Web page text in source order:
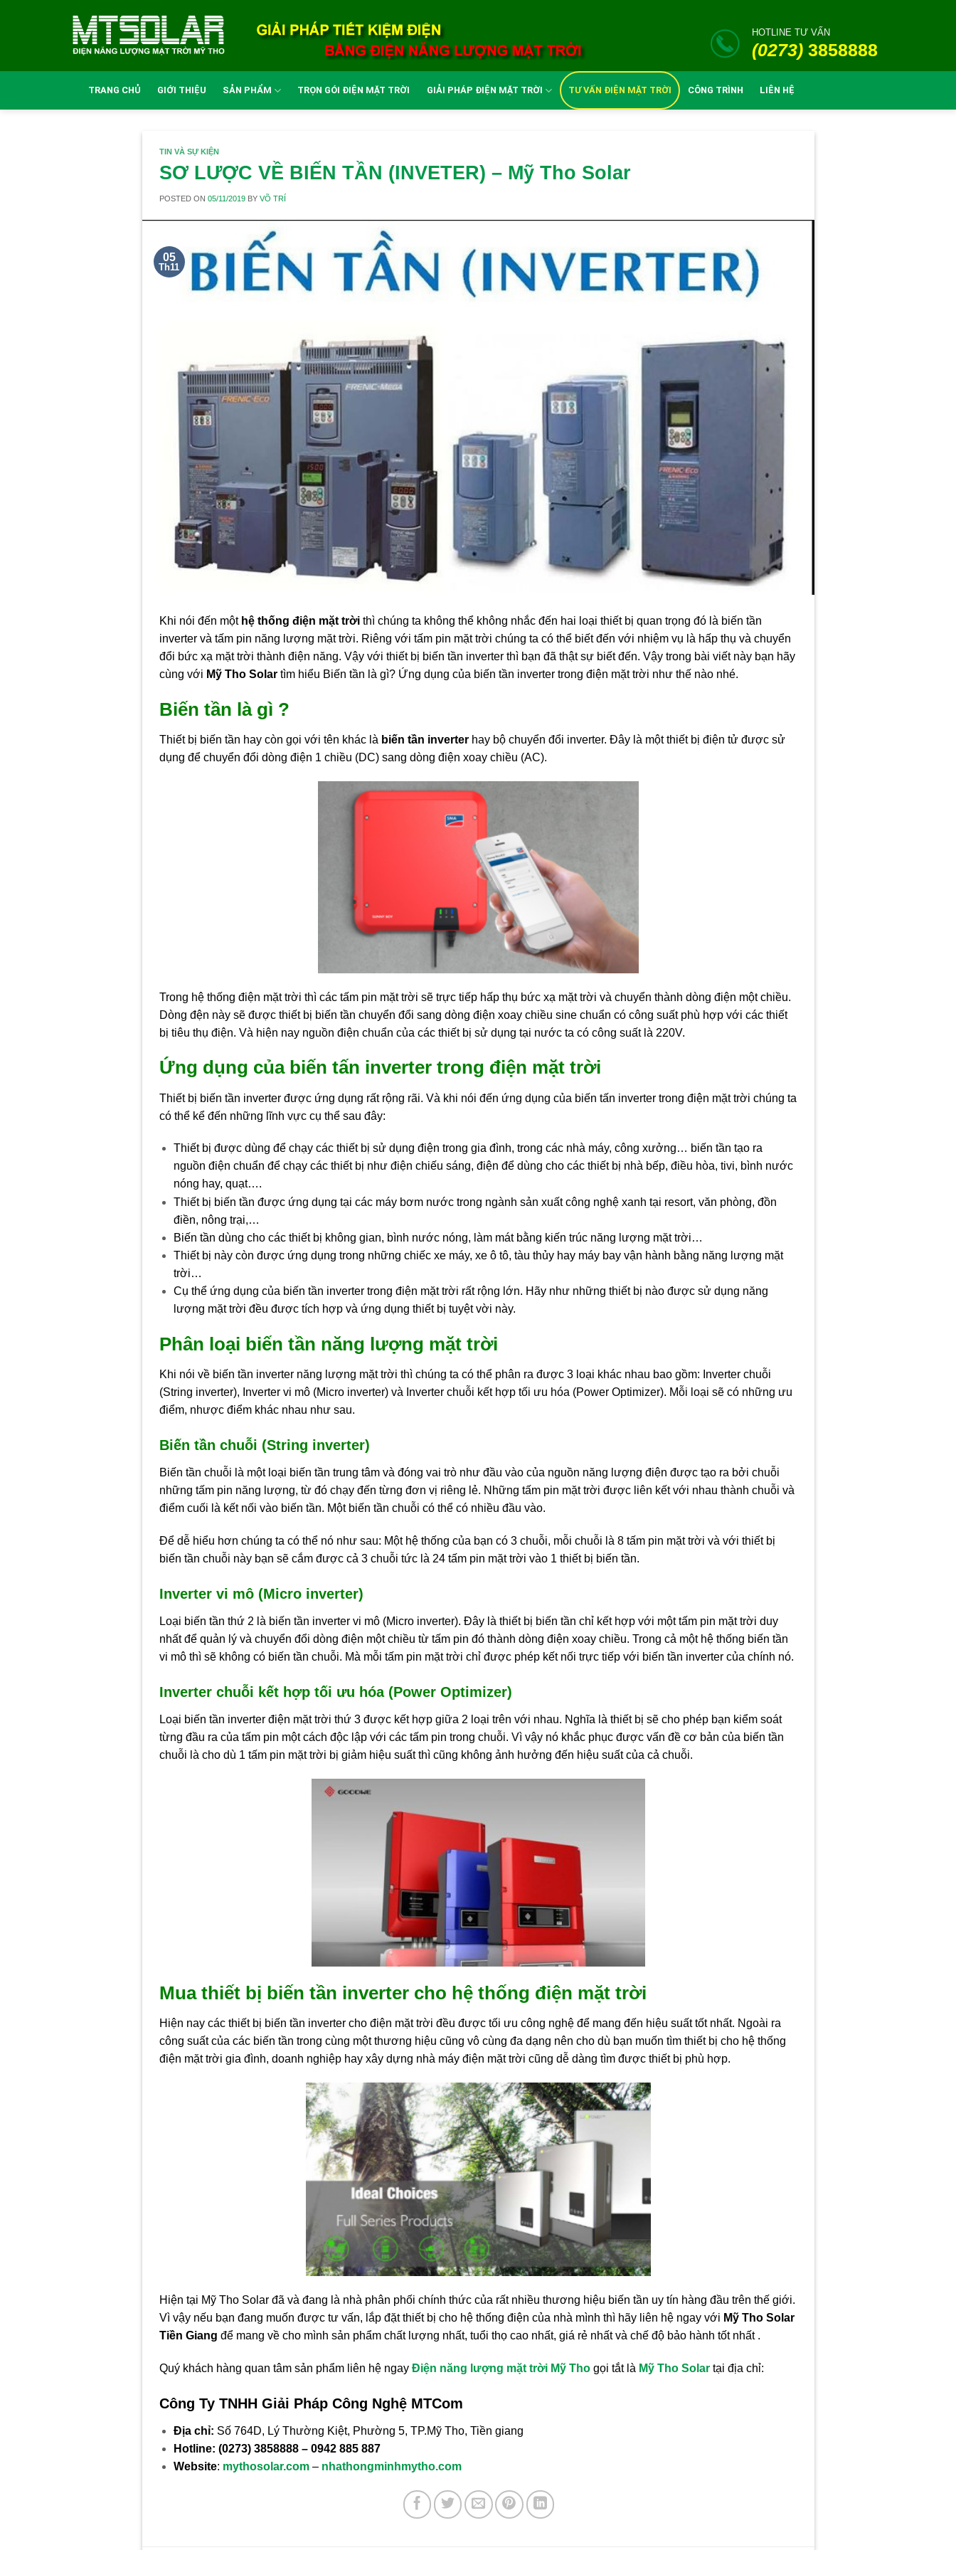
HOTLINE TƯ VẤN
(0273) 3858888
TRANG CHỦ GIỚI THIỆU SẢN PHẨM TRỌN GÓI ĐIỆN MẶT TRỜI GIẢI PHÁP ĐIỆN MẶT TRỜI TƯ VẤN ĐIỆN MẶT TRỜI CÔNG TRÌNH LIÊN HỆ
TIN VÀ SỰ KIỆN
SƠ LƯỢC VỀ BIẾN TẦN (INVETER) – Mỹ Tho Solar
POSTED ON 05/11/2019BY VÕ TRÍ
05
Th11
Khi nói đến một hệ thống điện mặt trờithì chúng ta không thể không nhắc đến hai loại thiết bị quan trọng đó là biến tần
inverter và tấm pin năng lượng mặt trời. Riêng với tấm pin mặt trời chúng ta có thể biết đến với nhiệm vụ là hấp thụ và chuyển
đổi bức xạ mặt trời thành điện năng. Vậy với thiết bị biến tần inverter thì bạn đã thật sự biết đến. Vậy trong bài viết này bạn hãy
cùng với Mỹ Tho Solartìm hiểu Biến tần là gì? Ứng dụng của biến tần inverter trong điện mặt trời như thế nào nhé.
Biến tần là gì ?
Thiết bị biến tần hay còn gọi với tên khác là biến tần inverterhay bộ chuyển đổi inverter. Đây là một thiết bị điện tử được sử
dụng để chuyển đổi dòng điện 1 chiều (DC) sang dòng điện xoay chiều (AC).
Trong hệ thống điện mặt trời thì các tấm pin mặt trời sẽ trực tiếp hấp thụ bức xạ mặt trời và chuyển thành dòng điện một chiều.
Dòng đện này sẽ được thiết bị biến tần chuyển đổi sang dòng điện xoay chiều sine chuẩn có công suất phù hợp với các thiết
bị tiêu thụ điện. Và hiện nay nguồn điện chuẩn của các thiết bị sử dụng tại nước ta có công suất là 220V.
Ứng dụng của biến tấn inverter trong điện mặt trời
Thiết bị biến tần inverter được ứng dụng rất rộng rãi. Và khi nói đến ứng dụng của biến tấn inverter trong điện mặt trời chúng ta
có thể kể đến những lĩnh vực cụ thể sau đây:
Thiết bị được dùng để chạy các thiết bị sử dụng điện trong gia đình, trong các nhà máy, công xưởng… biến tần tạo ra
nguồn điện chuẩn để chạy các thiết bị như điện chiếu sáng, điện để dùng cho các thiết bị nhà bếp, điều hòa, tivi, bình nước
nóng hay, quạt….
Thiết bị biến tần được ứng dụng tại các máy bơm nước trong ngành sản xuất công nghệ xanh tại resort, văn phòng, đồn
điền, nông trại,…
Biến tần dùng cho các thiết bị không gian, bình nước nóng, làm mát bằng kiến trúc năng lượng mặt trời…
Thiết bị này còn được ứng dụng trong những chiếc xe máy, xe ô tô, tàu thủy hay máy bay vận hành bằng năng lượng mặt
trời…
Cụ thể ứng dụng của biến tần inverter trong điện mặt trời rất rộng lớn. Hãy như những thiết bị nào được sử dụng năng
lượng mặt trời đều được tích hợp và ứng dụng thiết bị tuyệt vời này.
Phân loại biến tần năng lượng mặt trời
Khi nói về biến tần inverter năng lượng mặt trời thì chúng ta có thể phân ra được 3 loại khác nhau bao gồm: Inverter chuỗi
(String inverter), Inverter vi mô (Micro inverter) và Inverter chuỗi kết hợp tối ưu hóa (Power Optimizer). Mỗi loại sẽ có những ưu
điểm, nhược điểm khác nhau như sau.
Biến tần chuỗi (String inverter)
Biến tần chuỗi là một loại biến tần trung tâm và đóng vai trò như đầu vào của nguồn năng lượng điện được tạo ra bởi chuỗi
những tấm pin năng lượng, từ đó chạy đến từng đơn vị riêng lẻ. Những tấm pin mặt trời được liên kết với nhau thành chuỗi và
điểm cuối là kết nối vào biến tần. Một biến tần chuỗi có thể có nhiều đầu vào.
Để dễ hiểu hơn chúng ta có thể nó như sau: Một hệ thống của bạn có 3 chuỗi, mỗi chuỗi là 8 tấm pin mặt trời và với thiết bị
biến tần chuỗi này bạn sẽ cắm được cả 3 chuỗi tức là 24 tấm pin mặt trời vào 1 thiết bị biến tần.
Inverter vi mô (Micro inverter)
Loại biến tần thứ 2 là biến tần inverter vi mô (Micro inverter). Đây là thiết bị biến tần chỉ kết hợp với một tấm pin mặt trời duy
nhất để quản lý và chuyển đổi dòng điện một chiều từ tấm pin đó thành dòng điện xoay chiều. Trong cả một hệ thống biến tần
vi mô thì sẽ không có biến tần chuỗi. Mà mỗi tấm pin mặt trời chỉ được phép kết nối trực tiếp với biến tần inverter của chính nó.
Inverter chuỗi kết hợp tối ưu hóa (Power Optimizer)
Loại biến tần inverter điện mặt trời thứ 3 được kết hợp giữa 2 loại trên với nhau. Nghĩa là thiết bị sẽ cho phép bạn kiểm soát
từng đầu ra của tấm pin một cách độc lập với các tấm pin trong chuỗi. Vì vậy nó khắc phục được vấn đề cơ bản của biến tần
chuỗi là cho dù 1 tấm pin mặt trời bị giảm hiệu suất thì cũng không ảnh hưởng đến hiệu suất của cả chuỗi.
Mua thiết bị biến tần inverter cho hệ thống điện mặt trời
Hiện nay các thiết bị biến tần inverter cho điện mặt trời đều được tối ưu công nghệ để mang đến hiệu suất tốt nhất. Ngoài ra
công suất của các biến tần trong cùng một thương hiệu cũng vô cùng đa dạng nên cho dù bạn muốn tìm thiết bị cho hệ thống
điện mặt trời gia đình, doanh nghiệp hay xây dựng nhà máy điện mặt trời cũng dễ dàng tìm được thiết bị phù hợp.
Hiện tại Mỹ Tho Solar đã và đang là nhà phân phối chính thức của rất nhiều thương hiệu biến tần uy tín hàng đầu trên thế giới.
Vì vậy nếu bạn đang muốn được tư vấn, lắp đặt thiết bị cho hệ thống điện của nhà mình thì hãy liên hệ ngay với Mỹ Tho Solar
Tiền Giang để mang về cho mình sản phẩm chất lượng nhất, tuổi thọ cao nhất, giá rẻ nhất và chế độ bảo hành tốt nhất .
Quý khách hàng quan tâm sản phẩm liên hệ ngay Điện năng lượng mặt trời Mỹ Thogọi tắt là Mỹ Tho Solar tại địa chỉ:
Công Ty TNHH Giải Pháp Công Nghệ MTCom
Địa chỉ: Số 764D, Lý Thường Kiệt, Phường 5, TP.Mỹ Tho, Tiền giang
Hotline: (0273) 3858888 – 0942 885 887
Website: mythosolar.com – nhathongminhmytho.com